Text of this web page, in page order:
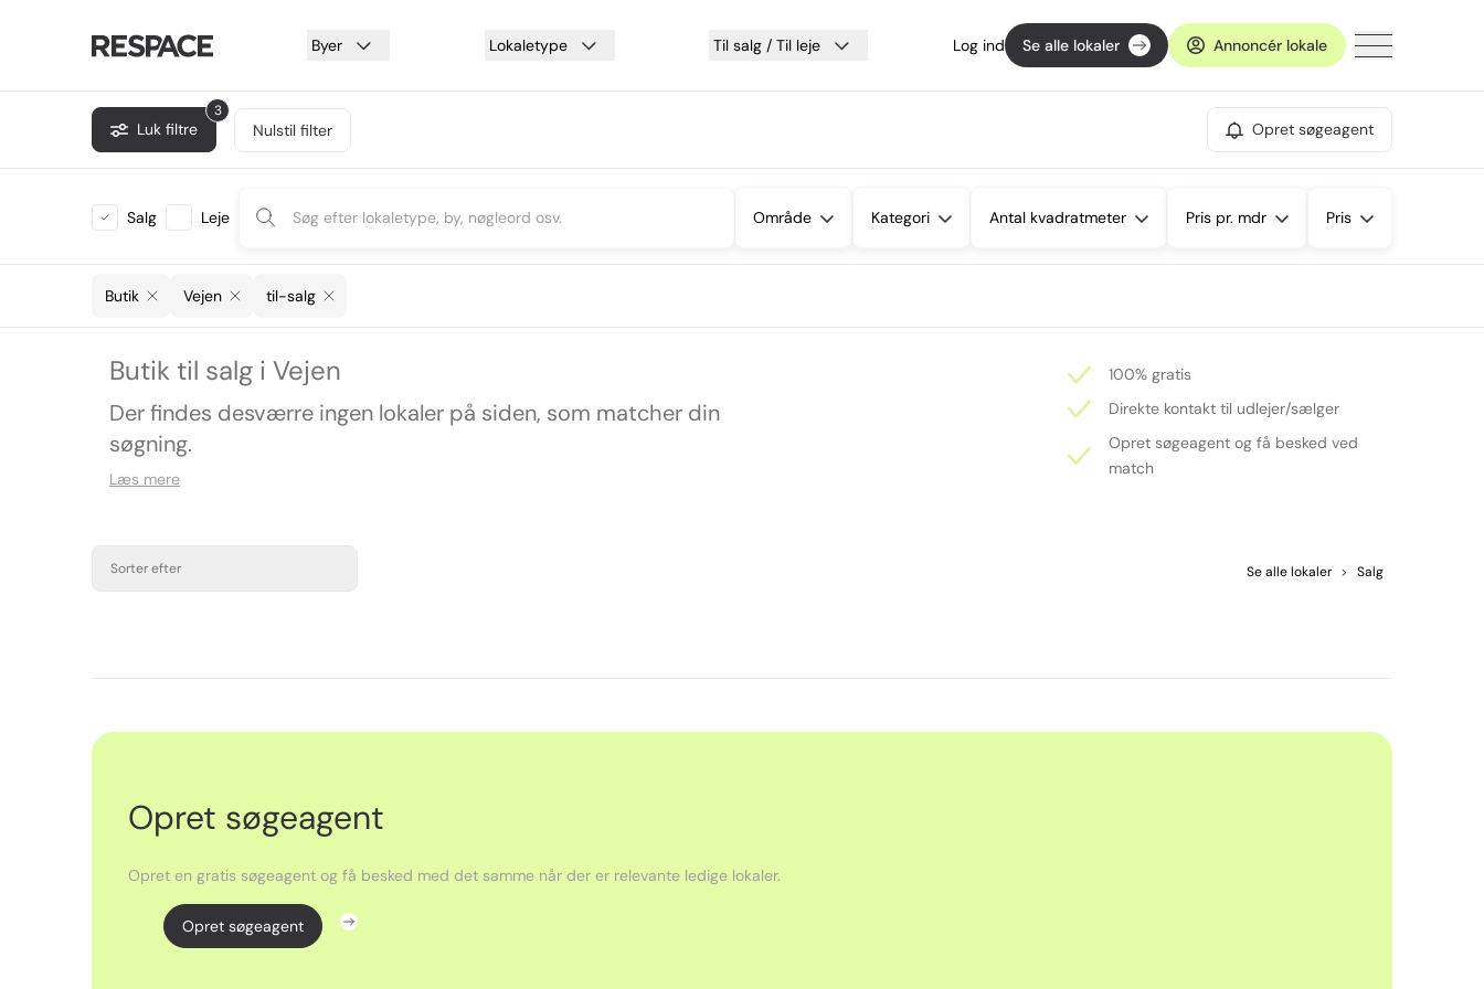
Byer Lokaletype Til salg / Til leje Log ind Se alle lokaler Annoncér lokale
3
Luk filtre Nulstil filter Opret søgeagent
Salg Leje Område Kategori Antal kvadratmeter Pris pr. mdr Pris
Butik Vejen til-salg
Butik til salg i Vejen
Der findes desværre ingen lokaler på siden, som matcher din
søgning.
Læs mere
100% gratis
Direkte kontakt til udlejer/sælger
Opret søgeagent og få besked ved
match
Sorter efter Se alle lokaler > Salg
Opret søgeagent
Opret en gratis søgeagent og få besked med det samme når der er relevante ledige lokaler.
Opret søgeagent